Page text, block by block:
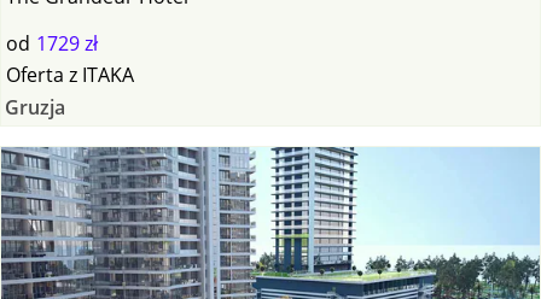
od 1729 zł
Oferta z ITAKA
Gruzja